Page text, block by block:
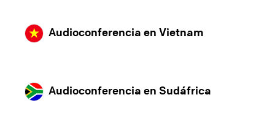
Audioconferencia en Vietnam
Audioconferencia en Sudáfrica